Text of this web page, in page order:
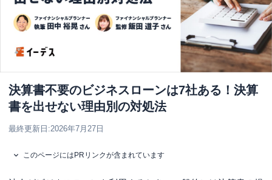
決算書不要のビジネスローンは7社ある！決算
書を出せない理由別の対処法
最終更新日:2026年7月27日
このページにはPRリンクが含まれています